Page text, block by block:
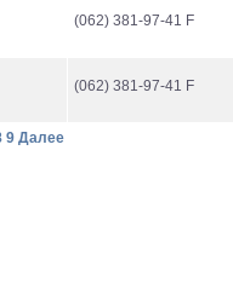
(062) 381-97-41 F
(062) 381-97-41 F
9 Далее